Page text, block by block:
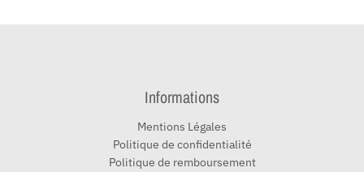
Informations
Mentions Légales
Politique de confidentialité
Politique de remboursement